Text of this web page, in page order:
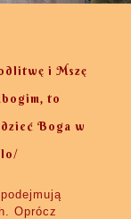
i Mszę
to
Boga w
podejmują
Oprócz